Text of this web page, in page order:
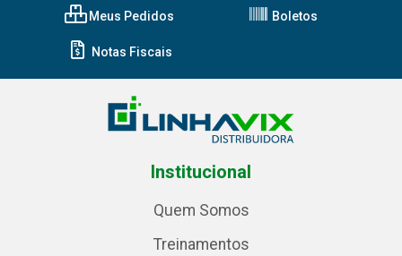
Meus Pedidos Boletos
Notas Fiscais
Institucional
Quem Somos
Treinamentos